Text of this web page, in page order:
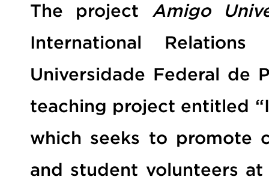
The project Amigo
International
Universidade Federal de
teaching project entitled
which seeks to promote
and student volunteers